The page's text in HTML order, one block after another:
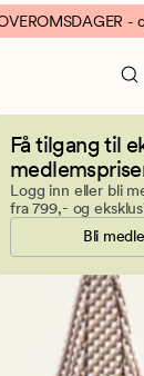
-
Få tilgang til
Logg inn eller bli
fra 799,- og
Bli
og kluter